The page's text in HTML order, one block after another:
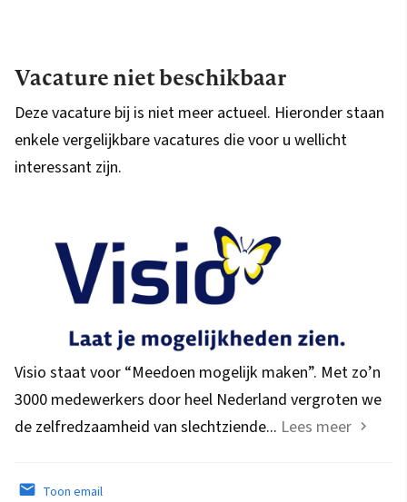
Vacature niet beschikbaar
Deze vacature bij is niet meer actueel. Hieronder staan
enkele vergelijkbare vacatures die voor u wellicht
interessant zijn.
Visio staat voor “Meedoen mogelijk maken”. Met zo’n
3000 medewerkers door heel Nederland vergroten we
de zelfredzaamheid van slechtziende... Lees meer
Toon email